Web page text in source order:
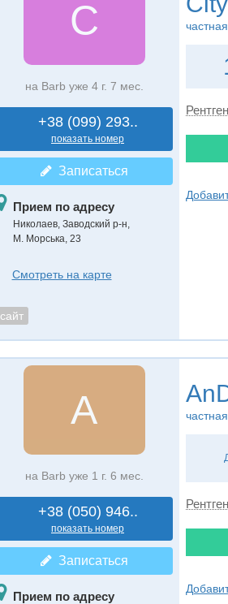
C
на Barb уже 4 г. 7 мес.
+38 (099) 293..
показать номер
Записаться
Прием по адресу
Николаев, Заводский р-н,
М. Морська, 23
Смотреть на карте
сайт
A
на Barb уже 1 г. 6 мес.
+38 (050) 946..
показать номер
Записаться
Прием по адресу